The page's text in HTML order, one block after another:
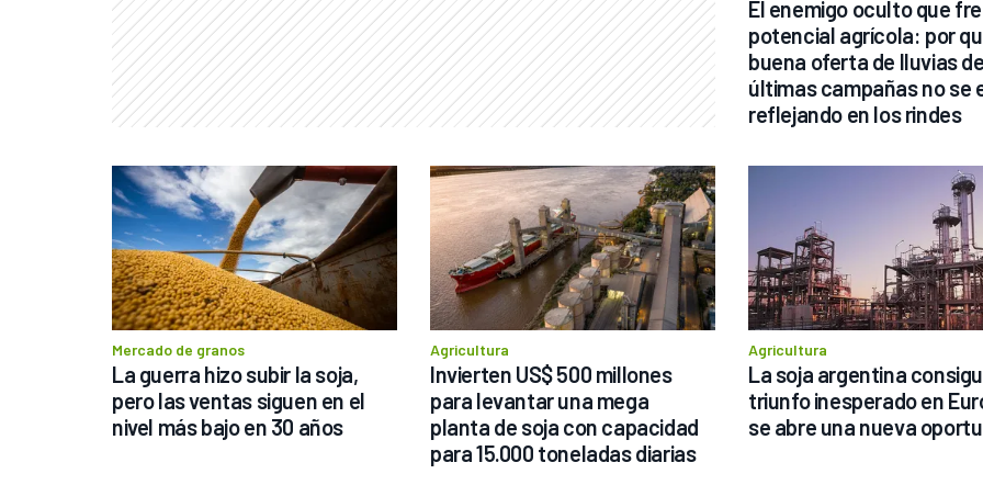
El enemigo oculto que
potencial agrícola: por
buena oferta de lluvias
últimas campañas no se
reflejando en los rindes
Mercado de granos
La guerra hizo subir la soja,
pero las ventas siguen en el
nivel más bajo en 30 años
Agricultura
Invierten US$ 500 millones
para levantar una mega
planta de soja con capacidad
para 15.000 toneladas diarias
Agricultura
La soja argentina
triunfo inesperado en
se abre una nueva